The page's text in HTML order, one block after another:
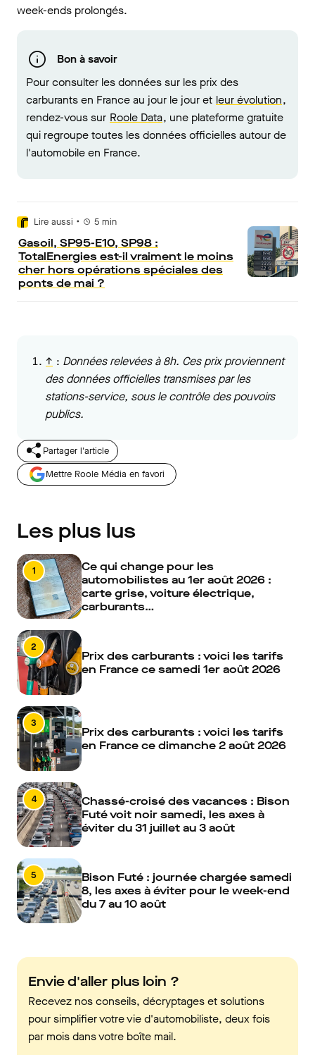
week-ends prolongés.
Bon à savoir
Pour consulter les données sur les prix des
carburants en France au jour le jour et leur évolution,
rendez-vous sur Roole Data, une plateforme gratuite
qui regroupe toutes les données officielles autour de
l'automobile en France.
Lire aussi • 5 min
Gasoil, SP95-E10, SP98 :
TotalEnergies est-il vraiment le moins
cher hors opérations spéciales des
ponts de mai ?
↑ : Données relevées à 8h. Ces prix proviennent
des données officielles transmises par les
stations-service, sous le contrôle des pouvoirs
publics.
Partager l'article
Mettre Roole Média en favori
Les plus lus
1
Ce qui change pour les
automobilistes au 1er août 2026 :
carte grise, voiture électrique,
carburants…
2
Prix des carburants : voici les tarifs
en France ce samedi 1er août 2026
3
Prix des carburants : voici les tarifs
en France ce dimanche 2 août 2026
4
Chassé-croisé des vacances : Bison
Futé voit noir samedi, les axes à
éviter du 31 juillet au 3 août
5
Bison Futé : journée chargée samedi
8, les axes à éviter pour le week-end
du 7 au 10 août
Envie d'aller plus loin ?
Recevez nos conseils, décryptages et solutions
pour simplifier votre vie d'automobiliste, deux fois
par mois dans votre boîte mail.